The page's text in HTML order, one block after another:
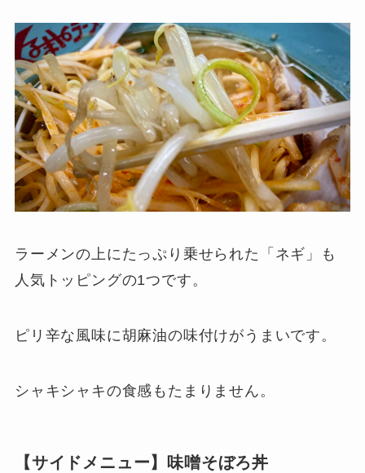
ラーメンの上にたっぷり乗せられた「ネギ」も
人気トッピングの1つです。
ピリ辛な風味に胡麻油の味付けがうまいです。
シャキシャキの食感もたまりません。
【サイドメニュー】味噌そぼろ丼